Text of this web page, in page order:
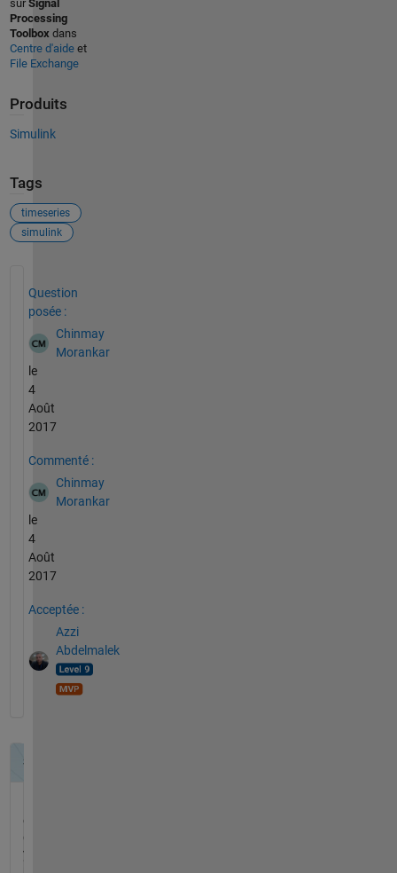
sur Signal
Processing
Toolboxdans
Centre d'aideet
File Exchange
Produits
Simulink
Tags
timeseries
simulink
Question
posée :
Chinmay
Morankar
le
4
Août
2017
Commenté :
Chinmay
Morankar
le
4
Août
2017
Acceptée :
Azzi
Abdelmalek